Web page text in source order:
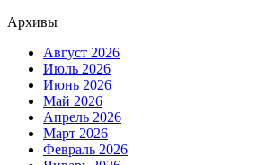
Архивы
Август 2026
Июль 2026
Июнь 2026
Май 2026
Апрель 2026
Март 2026
Февраль 2026